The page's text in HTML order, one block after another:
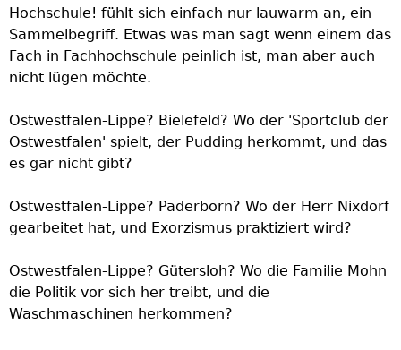
Hochschule! fühlt sich einfach nur lauwarm an, ein
Sammelbegriff. Etwas was man sagt wenn einem das
Fach in Fachhochschule peinlich ist, man aber auch
nicht lügen möchte.
Ostwestfalen-Lippe? Bielefeld? Wo der 'Sportclub der
Ostwestfalen' spielt, der Pudding herkommt, und das
es gar nicht gibt?
Ostwestfalen-Lippe? Paderborn? Wo der Herr Nixdorf
gearbeitet hat, und Exorzismus praktiziert wird?
Ostwestfalen-Lippe? Gütersloh? Wo die Familie Mohn
die Politik vor sich her treibt, und die
Waschmaschinen herkommen?